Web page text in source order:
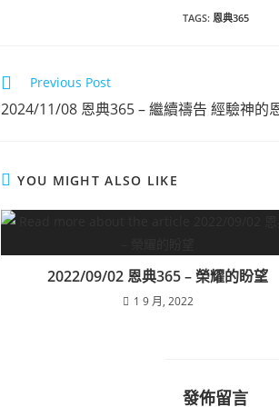
點擊觀看
TAGS: 恩典365
Previous Post
2024/11/08 恩典365 – 繼續禱告 經驗神的
YOU MIGHT ALSO LIKE
2022/09/02 恩典365 – 榮耀的盼望
1 9 月, 2022
發佈留言